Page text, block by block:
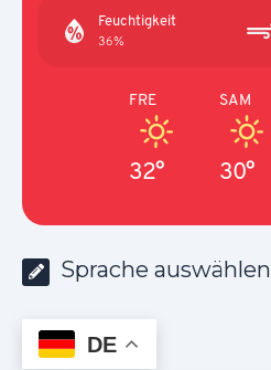
Feuchtigkeit
36%
FRE
32°
SAM
30°
Sprache auswählen
DE